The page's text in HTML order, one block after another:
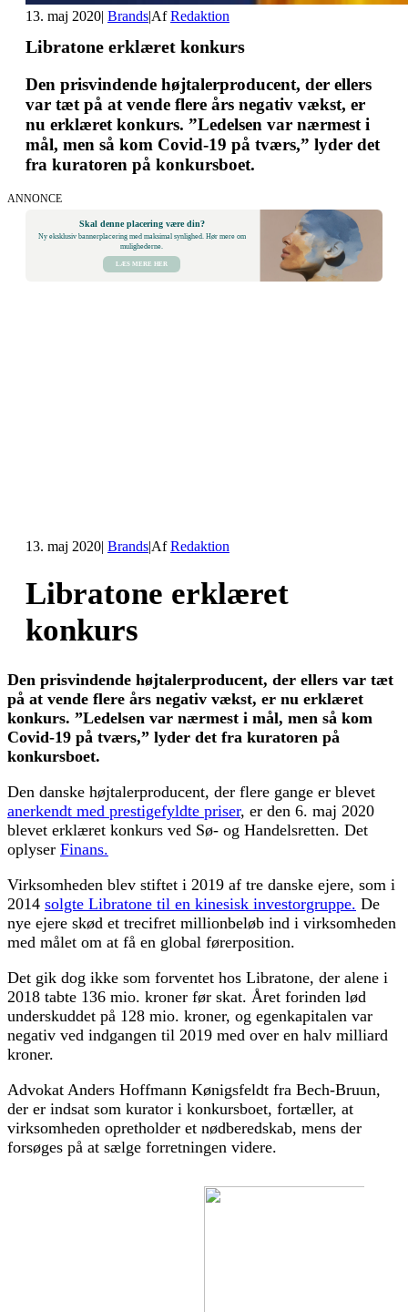
13. maj 2020| Brands|AfRedaktion
Libratone erklæret konkurs
Den prisvindende højtalerproducent, der ellers
var tæt på at vende flere års negativ vækst, er
nu erklæret konkurs. ”Ledelsen var nærmest i
mål, men så kom Covid-19 på tværs,” lyder det
fra kuratoren på konkursboet.
ANNONCE
Skal denne placering være din?
Ny eksklusiv bannerplacering med maksimal synlighed. Hør mere om
mulighederne.
LÆS MERE HER
13. maj 2020| Brands|AfRedaktion
Libratone erklæret
konkurs
Den prisvindende højtalerproducent, der ellers var tæt
på at vende flere års negativ vækst, er nu erklæret
konkurs. ”Ledelsen var nærmest i mål, men så kom
Covid-19 på tværs,” lyder det fra kuratoren på
konkursboet.
Den danske højtalerproducent, der flere gange er blevet
anerkendt med prestigefyldte priser, er den 6. maj 2020
blevet erklæret konkurs ved Sø- og Handelsretten. Det
oplyser Finans.
Virksomheden blev stiftet i 2019 af tre danske ejere, som i
2014 solgte Libratone til en kinesisk investorgruppe. De
nye ejere skød et trecifret millionbeløb ind i virksomheden
med målet om at få en global førerposition.
Det gik dog ikke som forventet hos Libratone, der alene i
2018 tabte 136 mio. kroner før skat. Året forinden lød
underskuddet på 128 mio. kroner, og egenkapitalen var
negativ ved indgangen til 2019 med over en halv milliard
kroner.
Advokat Anders Hoffmann Kønigsfeldt fra Bech-Bruun,
der er indsat som kurator i konkursboet, fortæller, at
virksomheden opretholder et nødberedskab, mens der
forsøges på at sælge forretningen videre.